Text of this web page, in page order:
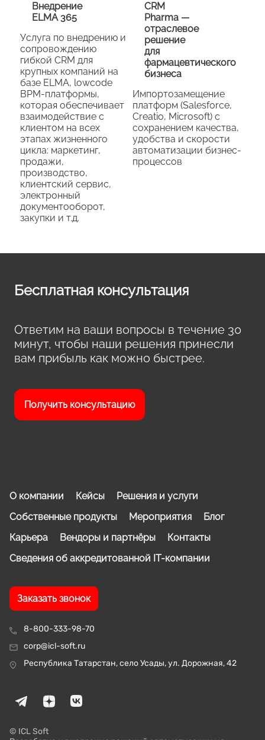
Внедрение
ELMA 365
Услуга по внедрению и
сопровождению
гибкой CRM для
крупных компаний на
базе ELMA, lowcode
BPM-платформы,
которая обеспечивает
взаимодействие с
клиентом на всех
этапах жизненного
цикла: маркетинг,
продажи,
производство,
клиентский сервис,
электронный
документооборот,
закупки и т.д.
CRM
Pharma —
отраслевое
решение
для
фармацевтического
бизнеса
Импортозамещение
платформ (Salesforce,
Creatio, Microsoft) с
сохранением качества,
удобства и скорости
автоматизации бизнес-
процессов
Бесплатная консультация
Ответим на ваши вопросы в течение 30
минут, чтобы наши решения принесли
вам прибыль как можно быстрее.
Получить консультацию
8-800-333-98-70
corp@icl-soft.ru
Республика Татарстан, село Усады, ул. Дорожная, 42
О компании Кейсы
Решения и услуги
Собственные продукты
Мероприятия
Блог
Карьера
Вендоры и партнёры
Контакты
Сведения об аккредитованной IT-компании
Заказать звонок
© ICL Soft